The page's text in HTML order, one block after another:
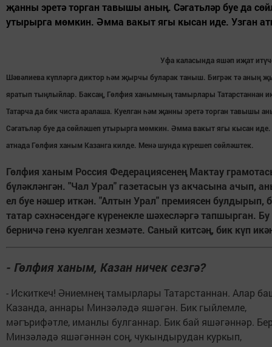
җанны эретә торган тавышы аның. Сәгатьләр буе да
утырырга мөмкин. Әмма вакыт ягы кысан иде. Узган
Уфа каласында яшәп иҗат
Шәвәлиева күпләргә диктор һәм җырчы буларак таныш. Бигрәк тә аның
яратып тыңлыйлар. Баксаң, Гөлфия ханымның тамырлары Татарстаннан
Татарча да бик чиста аралаша. Куелган һәм җанны эретә торган тавышы
Сәгатьләр буе да сөйләшеп утырырга мөмкин. Әмма вакыт ягы кысан иде.
атнада Гөлфия ханым Казанга килде. Менә шунда күрешеп сөйләштек.
Гөлфия ханым Россия Федерациясенең Мактау
бүләкләнгән. "Чал Урал" газетасын үз акчасына ачып,
ел буе нәшер иткән. "Алтын Урал" премиясен булдырып,
татар сәхнәсендәге күренекле шәхесләргә тапшырган. Бу
берничә генә куелган хезмәте. Саный китсәң, бик күп
- Гөлфия ханым, Казан ничек сезгә?
- Искиткеч! Әниемнең тамырлары Татарстаннан. Алар
Казанда, аннары Минзәләдә яшәгән. Бик гыйлемле,
мәгърифәтле, иманлы булганнар. Бик бай яшәгәннәр.
Минзәләдә яшәгәннән соң, чукындырудан куркып,